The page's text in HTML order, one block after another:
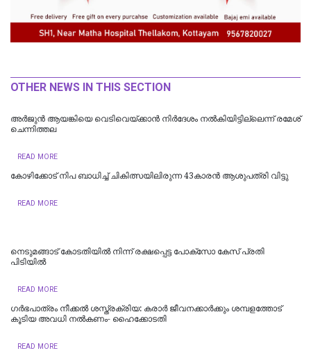
OTHER NEWS IN THIS SECTION
അർജുൻ ആയങ്കിയെ വെടിവെയ്ക്കാൻ നിർദേശം നൽകിയിട്ടില്ലെന്ന് രമേശ്
ചെന്നിത്തല
READ MORE
കോഴിക്കോട് നിപ ബാധിച്ച് ചികിത്സയിലിരുന്ന 43കാരന്‍ ആശുപത്രി വിട്ടു
READ MORE
നെടുമങ്ങാട് കോടതിയില്‍ നിന്ന് രക്ഷപ്പെട്ട പോക്‌സോ കേസ് പ്രതി
പിടിയില്‍
READ MORE
ഗർഭപാത്രം നീക്കൽ ശസ്ത്രക്രിയ: കരാർ ജീവനക്കാർക്കും ശമ്പളത്തോട്
കൂടിയ അവധി നൽകണം- ഹൈക്കോടതി
READ MORE